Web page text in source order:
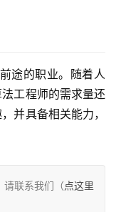
工程师的需求量还
并具备相关能力，
请联系我们（点这里